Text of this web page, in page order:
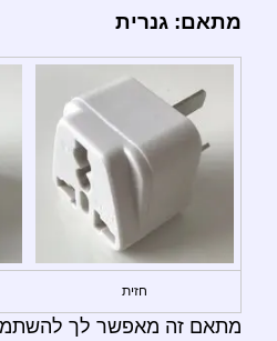
מתאם: גנרית
חזית